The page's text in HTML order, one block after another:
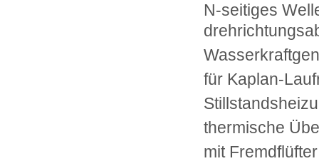
N-seitiges
für Kaplan-
thermische
mit Fremdflüfter